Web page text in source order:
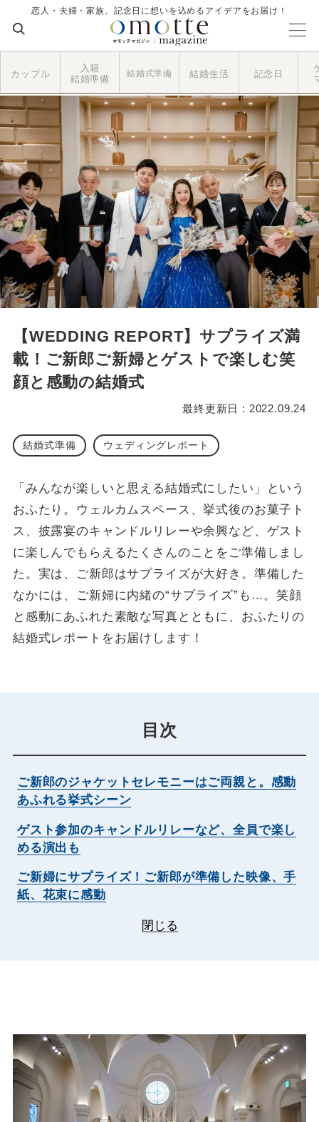
恋人・夫婦・家族。記念日に想いを込めるアイデアをお届け！
カップル
入籍
結婚準備
結婚式準備 結婚生活 記念日
【WEDDING REPORT】サプライズ満
載！ご新郎ご新婦とゲストで楽しむ笑
顔と感動の結婚式
最終更新日 : 2022.09.24
結婚式準備 ウェディングレポート
「みんなが楽しいと思える結婚式にしたい」という
おふたり。ウェルカムスペース、挙式後のお菓子ト
ス、披露宴のキャンドルリレーや余興など、ゲスト
に楽しんでもらえるたくさんのことをご準備しまし
た。実は、ご新郎はサプライズが大好き。準備した
なかには、ご新婦に内緒の“サプライズ”も…。笑顔
と感動にあふれた素敵な写真とともに、おふたりの
結婚式レポートをお届けします！
目次
ご新郎のジャケットセレモニーはご両親と。感動
あふれる挙式シーン
ゲスト参加のキャンドルリレーなど、全員で楽し
める演出も
ご新婦にサプライズ！ご新郎が準備した映像、手
紙、花束に感動
閉じる